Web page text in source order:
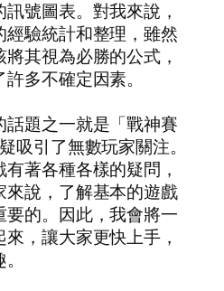
號圖表。對我來說，
驗統計和整理，雖然
其視為必勝的公式，
多不確定因素。
題之一就是「戰神賽
吸引了無數玩家關注。
著各種各樣的疑問，
來說，了解基本的遊戲
的。因此，我會將一
，讓大家更快上手，